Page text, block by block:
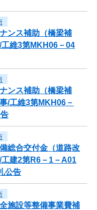
ンス補助（橋梁補
維3第MKH06－04
ンス補助（橋梁補
/工維3第MKH06－
総合交付金（道路改
建2第R6－1－A01
公告
施設等整備事業費補